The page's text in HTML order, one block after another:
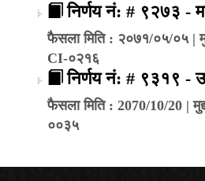
निर्णय नं: # ९२७३ -
फैसला मिति : २०७१/०५/०५ |
CI-०२१६
निर्णय नं: # ९३१९ -
फैसला मिति : 2070/10/20 |
००३५